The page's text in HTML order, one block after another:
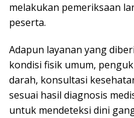
melakukan pemeriksaan
peserta.
Adapun layanan yang
kondisi fisik umum,
darah, konsultasi
sesuai hasil diagnosis
untuk mendeteksi dini